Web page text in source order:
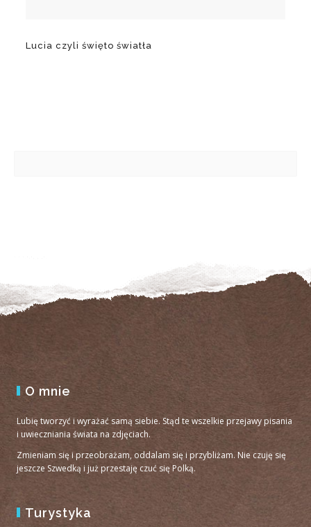
Lucia czyli święto światła
O mnie
Lubię tworzyć i wyrażać samą siebie. Stąd te wszelkie przejawy pisania
i uwieczniania świata na zdjęciach.
Zmieniam się i przeobrażam, oddalam się i przybliżam. Nie czuję się
jeszcze Szwedką i już przestaję czuć się Polką.
Turystyka